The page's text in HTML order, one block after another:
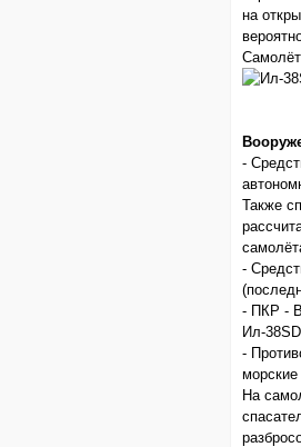
на
-
Также
-
- ПКР - В
Ил-
-
На